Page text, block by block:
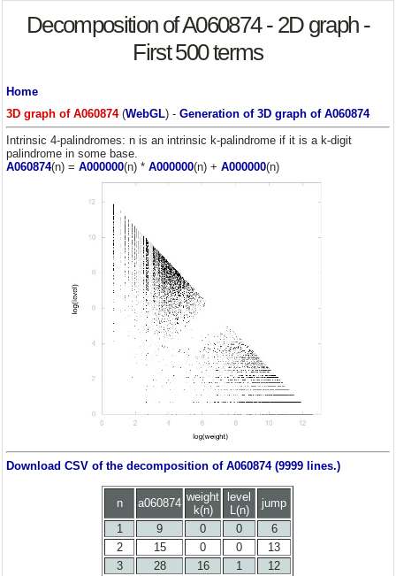
Decomposition of A060874 - 2D graph -
First 500 terms
Home
3D graph of A060874(WebGL) - Generation of 3D graph of A060874
Intrinsic 4-palindromes: n is an intrinsic k-palindrome if it is a k-digit
palindrome in some base.
A060874(n) = A000000(n) * A000000(n) + A000000(n)
Download CSV of the decomposition of A060874 (9999 lines.)
n a060874 weight
k(n)
level
L(n)
jump
1
9 0 0
6
2
15 0 0
13
3
28 16 1
12